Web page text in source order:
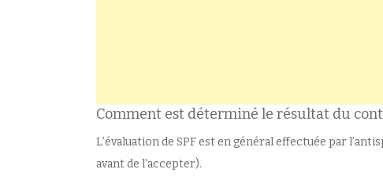
Comment est déterminé le résultat du
L’évaluation de SPF est en général effectuée par
avant de l’accepter).